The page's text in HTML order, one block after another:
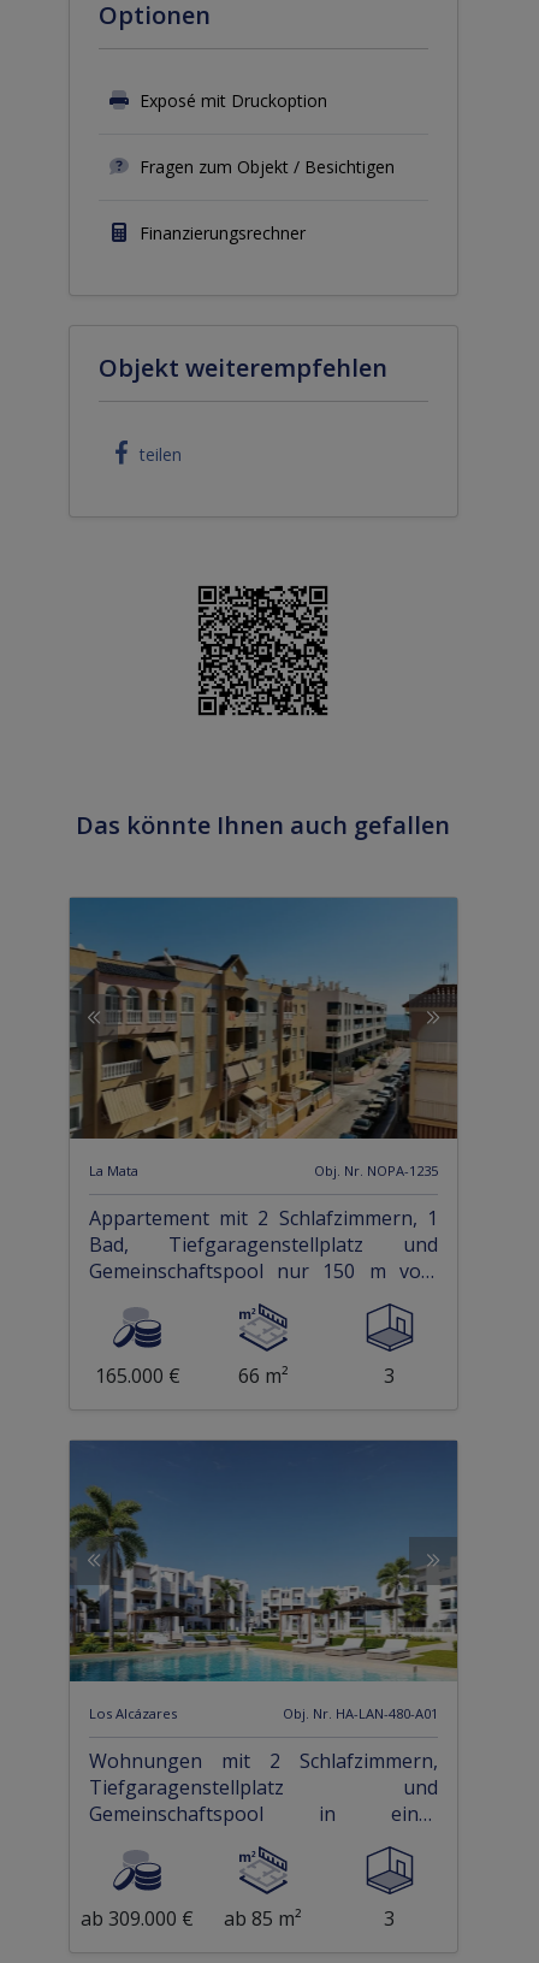
Optionen
Exposé mit Druckoption
Fragen zum Objekt / Besichtigen
Finanzierungsrechner
Objekt weiterempfehlen
teilen
Das könnte Ihnen auch gefallen
La Mata Obj. Nr. NOPA-1235
Appartement mit 2 Schlafzimmern, 1
Bad, Tiefgaragenstellplatz und
Gemeinschaftspool nur 150 m vom
165.000 € 66 m² 3
Los Alcázares Obj. Nr. HA-LAN-480-A01
Wohnungen mit 2 Schlafzimmern,
Tiefgaragenstellplatz und
Gemeinschaftspool in einer
wunderschönen Golfanlage und nur
500 m vom Strand
ab 309.000 €
ab 85 m² 3